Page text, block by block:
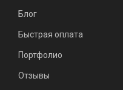
Блог
Быстрая оплата
Портфолио
Отзывы